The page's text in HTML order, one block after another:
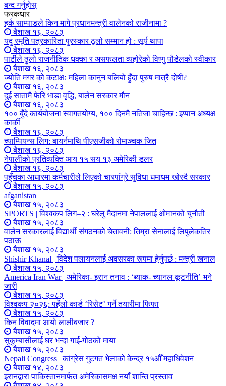
बन्द गर्नुहोस्
फरकधार
हर्क साम्पाङले किन मागे प्रधानमन्त्री वालेनको राजीनामा ?
बैशाख १६, २०८३
यदु स्मृति पत्रकारिता पुरस्कार ठूलो सम्मान हो : सूर्य थापा
बैशाख १६, २०८३
पार्टीले ठुलो राजनीतिक धक्का र असफलता व्यहोरेको विष्णु पौडेलको स्वीकार
बैशाख १६, २०८३
ज्योति मगर को कटाक्षः महिला कानुन बलियो हुँदा पुरुष मात्रै दोषी?
बैशाख १६, २०८३
दुई सातामै फेरि भाडा वृद्धि, बालेन सरकार मौन
बैशाख १६, २०८३
१०० बुँदे कार्ययोजना स्वागतयोग्य, १०० दिनमै नतिजा चाहिन्छ : इप्पान अध्यक्ष
कार्की
बैशाख १६, २०८३
च्याम्पियन्स लिग: बायर्नमाथि पीएसजीको रोमाञ्चक जित
बैशाख १६, २०८३
नेपालीको प्रतिव्यक्ति आय १५ सय १३ अमेरिकी डलर
बैशाख १६, २०८३
पहुँचका आधारमा कर्मचारीले लिएको चारपांग्रे सुविधा धमाधम खोस्दै सरकार
बैशाख १५, २०८३
afganistan
बैशाख १५, २०८३
SPORTS | विश्वकप लिग–२ : घरेलु मैदानमा नेपाललाई ओमानको चुनौती
बैशाख १५, २०८३
वालेन सरकारलाई विद्यार्थी संगठनको चेतावनी: तिम्रा सेनालाई लिपुलेकतिर
पठाऊ
बैशाख १५, २०८३
Shishir Khanal | विदेश पलायनलाई अवसरका रूपमा हेर्नुपर्छ : मन्त्री खनाल
बैशाख १५, २०८३
America Iran War | अमेरिका- इरान तनाव : ‘ब्याक- च्यानल कूटनीति’ भने
जारी
बैशाख १५, २०८३
विश्वकप २०२६: पहेंलो कार्ड ‘रिसेट’ गर्ने तयारीमा फिफा
बैशाख १५, २०८३
किन विवादमा आयो लालीबजार ?
बैशाख १५, २०८३
सुकुम्बासीलाई घर भन्दा गाई-गोठको माया
बैशाख १५, २०८३
Nepali Congress | कांग्रेस गुटगत भेलाको केन्द्र १५औँ महाधिवेशन
बैशाख १४, २०८३
इरानद्वारा पाकिस्तानमार्फत अमेरिकासमक्ष नयाँ शान्ति प्रस्ताव